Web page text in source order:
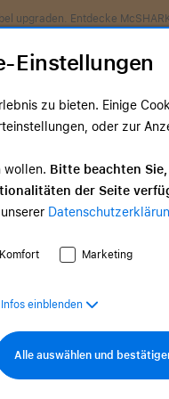
upgraden. Entdecke
Services
Einstellungen
zu bieten. Einige
oder zur
wollen. Bitte beachten
der Seite
Komfort Marketing
einblenden
Alle auswählen und